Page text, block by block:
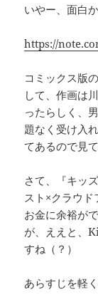
いやー、面白
https://
コミックス版
して、作画は
ったらしく、
題なく受け入
てあるので見
さて、『キッ
スト×クラウド
お金に余裕が
が、ええと、
すね（？）
あらすじを軽